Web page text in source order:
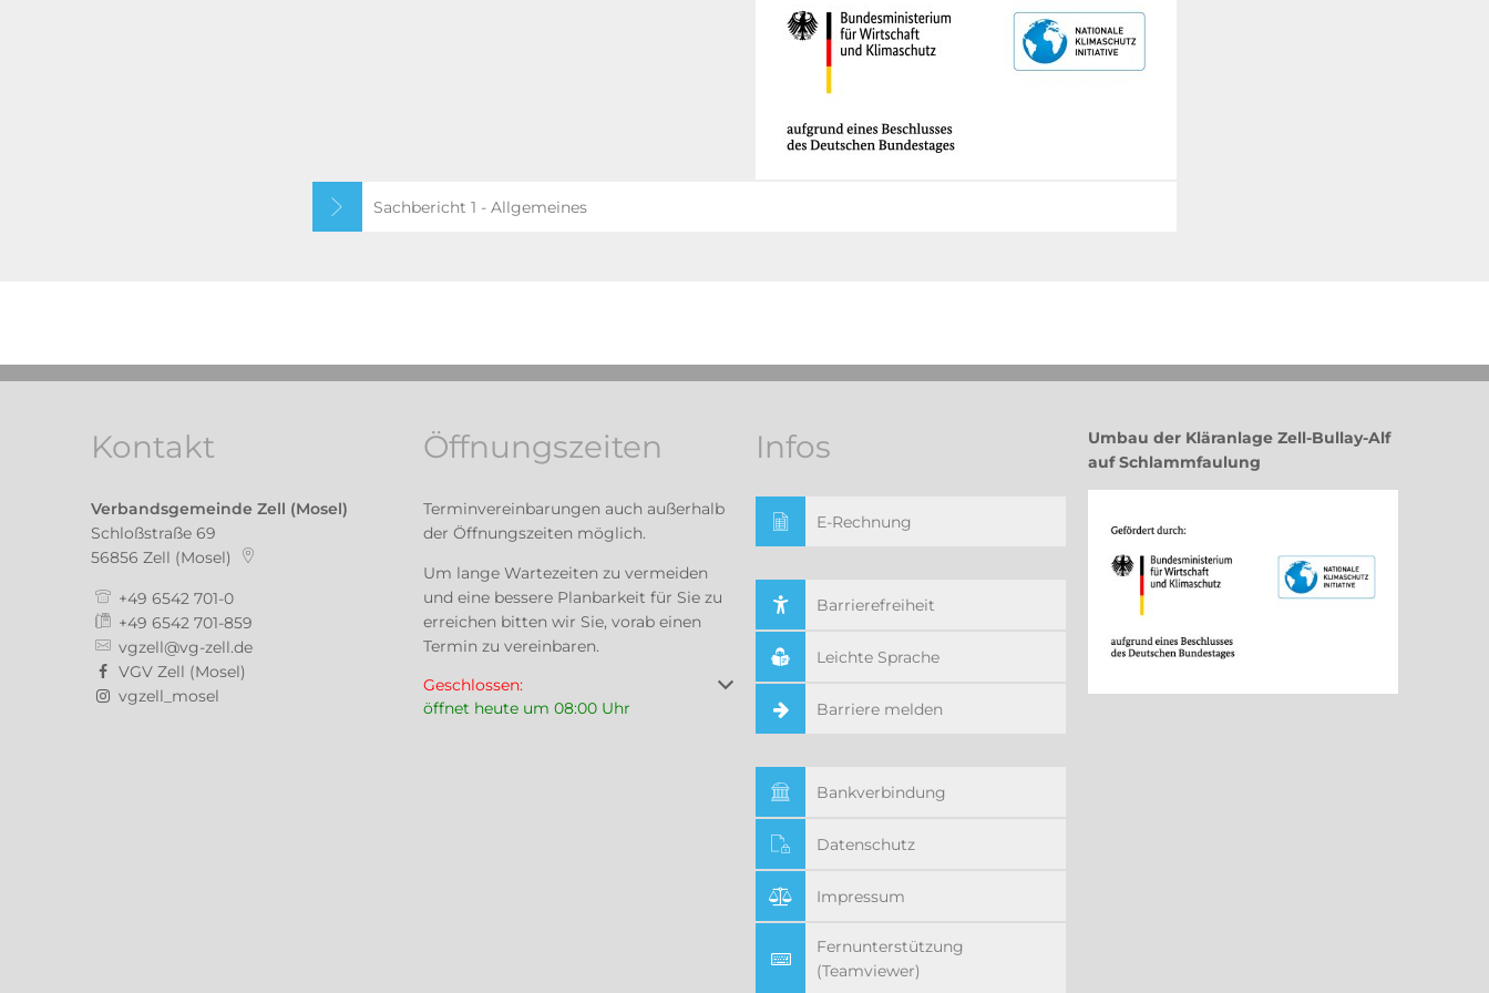
Sachbericht 1 - Allgemeines
Kontakt
Verbandsgemeinde Zell (Mosel)
Schloßstraße 69
56856 Zell (Mosel)
+49 6542 701-0
+49 6542 701-859
vgzell@vg-zell.de
VGV Zell (Mosel)
vgzell_mosel
Öffnungszeiten
Terminvereinbarungen auch außerhalb
der Öffnungszeiten möglich.
Um lange Wartezeiten zu vermeiden
und eine bessere Planbarkeit für Sie zu
erreichen bitten wir Sie, vorab einen
Termin zu vereinbaren.
Klicken, um weitere Öffnungs- oder Schließzeiten auszublenden
Geschlossen:
öffnet heute um 08:00 Uhr
Infos
E-Rechnung
Barrierefreiheit
Leichte Sprache
Barriere melden
Bankverbindung
Datenschutz
Impressum
Fernunterstützung
(Teamviewer)
Umbau der Kläranlage Zell-Bullay-Alf
auf Schlammfaulung